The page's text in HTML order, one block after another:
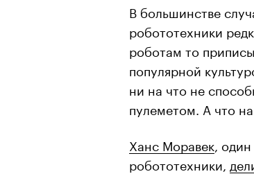
В большинстве
робототехники
роботам то
популярной
ни на что не
пулеметом. А что
Ханс Моравек ,
робототехники,